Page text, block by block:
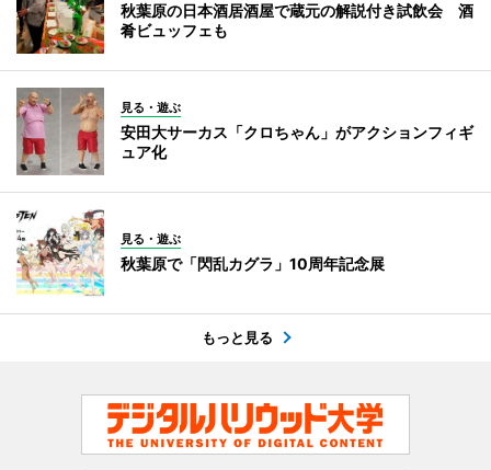
秋葉原の日本酒居酒屋で蔵元の解説付き試飲会 酒
肴ビュッフェも
見る・遊ぶ
安田大サーカス「クロちゃん」がアクションフィギ
ュア化
見る・遊ぶ
秋葉原で「閃乱カグラ」10周年記念展
もっと見る